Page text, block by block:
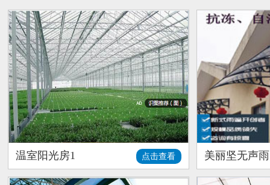
温室阳光房1 点击查看 美丽坚无声